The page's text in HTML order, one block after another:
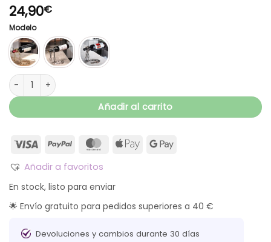
24,90€
Modelo
Botellero flotante cantidad
Añadir al carrito
Añadir a favoritos
En stock, listo para enviar
🌟 Envío gratuito para pedidos superiores a 40 €
Devoluciones y cambios durante 30 días